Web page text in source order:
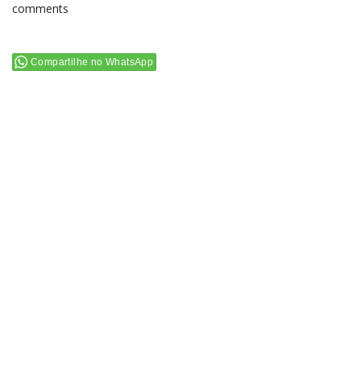
comments
Compartilhe no WhatsApp